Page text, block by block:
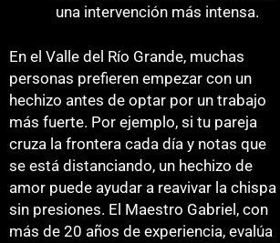
una intervención más intensa.
En el Valle del Río Grande, muchas
personas prefieren empezar con un
hechizo antes de optar por un trabajo
más fuerte. Por ejemplo, si tu pareja
cruza la frontera cada día y notas que
se está distanciando, un hechizo de
amor puede ayudar a reavivar la chispa
sin presiones. El Maestro Gabriel, con
más de 20 años de experiencia, evalúa